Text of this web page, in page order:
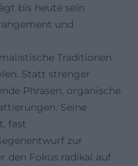
bis heute sein
und
Traditionen
Statt strenger
Phrasen, organische
Seine
fast
zur
den Fokus radikal auf